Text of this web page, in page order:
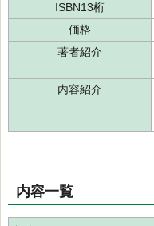
ISBN13桁
価格
著者紹介
内容紹介
内容一覧